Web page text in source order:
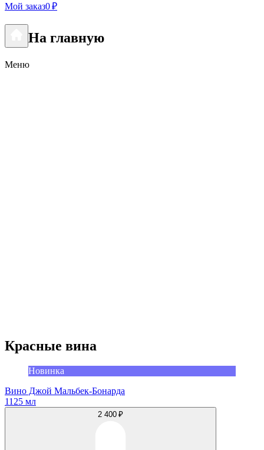
Мой заказ0 ₽
На главную
Меню
Красные вина
Новинка
Вино Джой Мальбек-Бонарда
1125 мл
2 400 ₽